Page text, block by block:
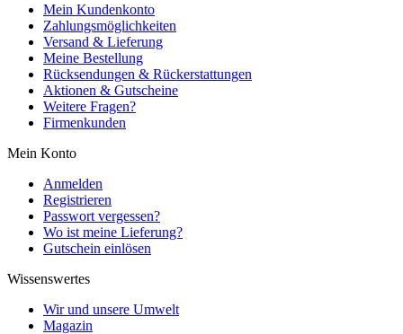
Mein Kundenkonto
Zahlungsmöglichkeiten
Versand & Lieferung
Meine Bestellung
Rücksendungen & Rückerstattungen
Aktionen & Gutscheine
Weitere Fragen?
Firmenkunden
Mein Konto
Anmelden
Registrieren
Passwort vergessen?
Wo ist meine Lieferung?
Gutschein einlösen
Wissenswertes
Wir und unsere Umwelt
Magazin